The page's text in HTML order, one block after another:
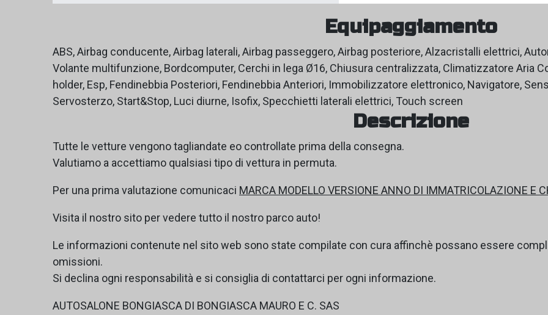
Equipaggiamento
ABS, Airbag conducente, Airbag laterali, Airbag passeggero, Airbag posteriore, Alzacristalli elettrici,
Volante multifunzione, Bordcomputer, Cerchi in lega Ø16, Chiusura centralizzata, Climatizzatore Aria
holder, Esp, Fendinebbia Posteriori, Fendinebbia Anteriori, Immobilizzatore elettronico, Navigatore,
Servosterzo, Start&Stop, Luci diurne, Isofix, Specchietti laterali elettrici, Touch screen
Descrizione
Tutte le vetture vengono tagliandate eo controllate prima della consegna.
Valutiamo a accettiamo qualsiasi tipo di vettura in permuta.
Per una prima valutazione comunicaci MARCA MODELLO VERSIONE ANNO DI IMMATRICOLAZIONE E
Visita il nostro sito per vedere tutto il nostro parco auto!
Le informazioni contenute nel sito web sono state compilate con cura affinchè possano essere
omissioni.
Si declina ogni responsabilità e si consiglia di contattarci per ogni informazione.
AUTOSALONE BONGIASCA DI BONGIASCA MAURO E C. SAS